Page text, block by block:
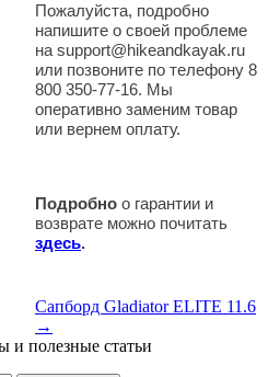
Пожалуйста, подробно
напишите о своей проблеме
на support@hikeandkayak.ru
или позвоните по телефону 8
800 350-77-16. Мы
оперативно заменим товар
или вернем оплату.
Подробно о гарантии и
возврате можно почитать
здесь.
Сапборд Gladiator ELITE 11.6
→
и полезные статьи